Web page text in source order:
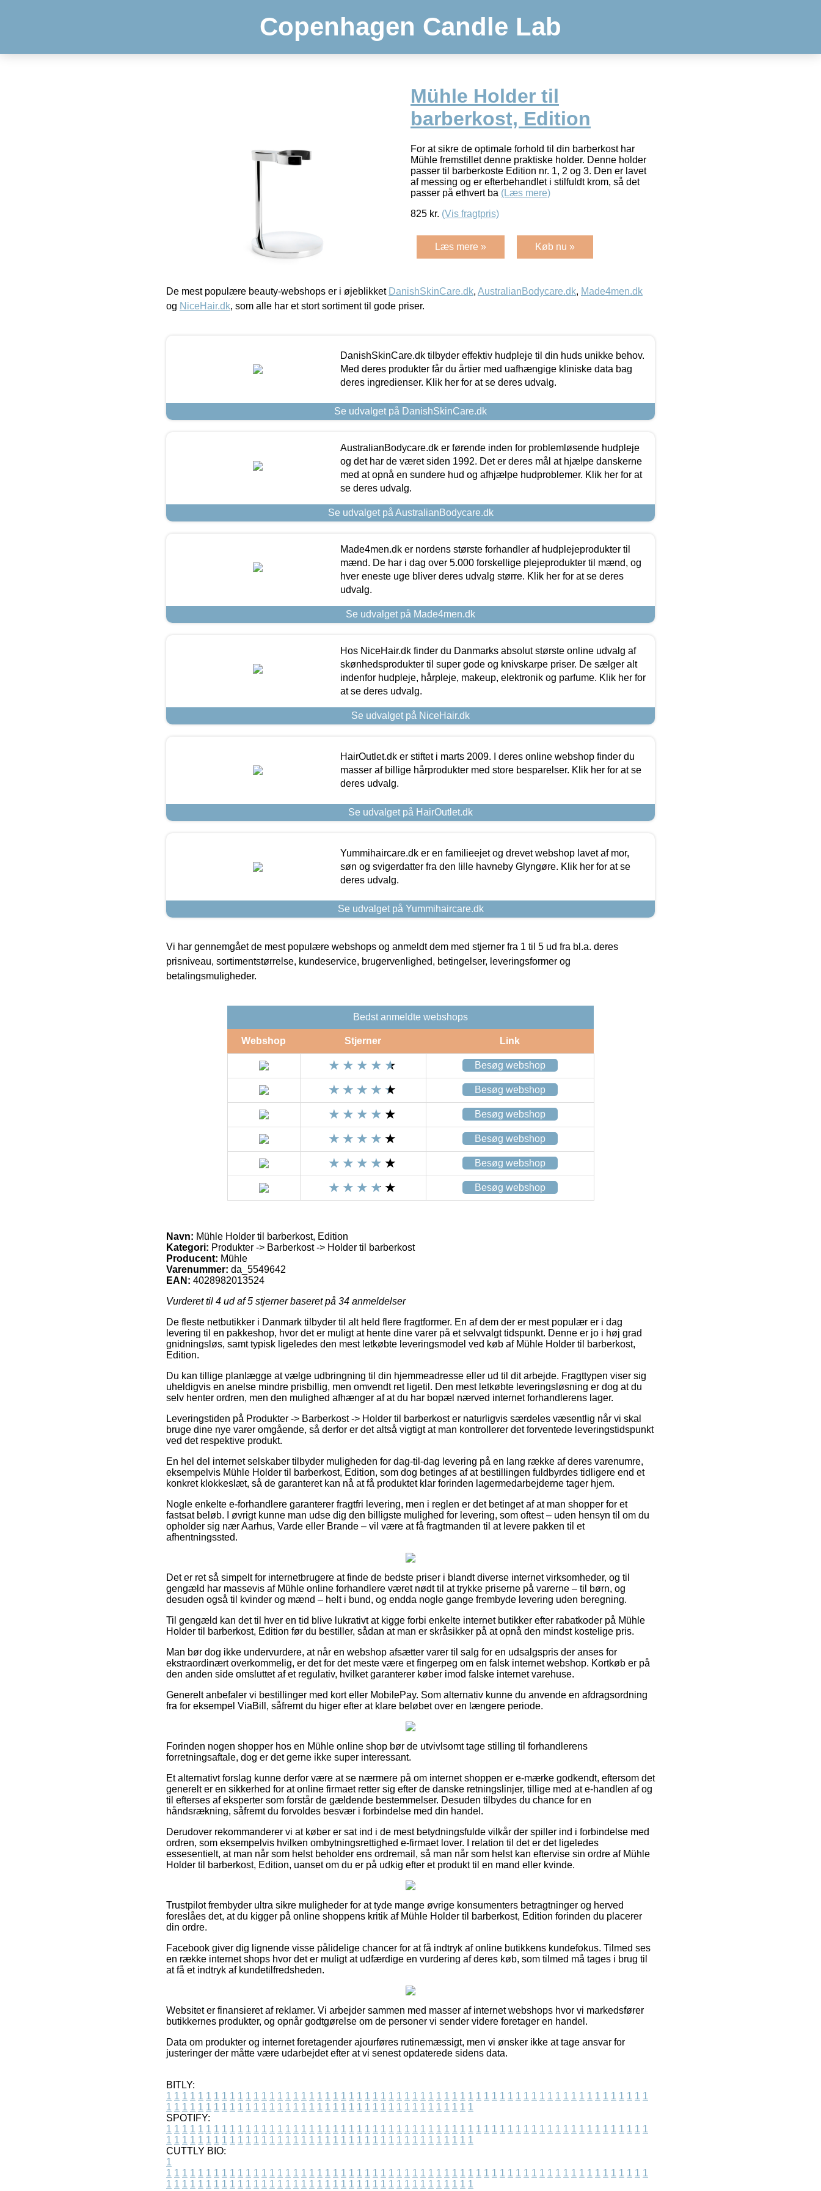
Copenhagen Candle Lab
Mühle Holder til
barberkost, Edition
For at sikre de optimale forhold til din barberkost har
Mühle fremstillet denne praktiske holder. Denne holder
passer til barberkoste Edition nr. 1, 2 og 3. Den er lavet
af messing og er efterbehandlet i stilfuldt krom, så det
passer på ethvert ba (Læs mere)
825 kr. (Vis fragtpris)
Læs mere » Køb nu »
De mest populære beauty-webshops er i øjeblikket DanishSkinCare.dk, AustralianBodycare.dk, Made4men.dk
og NiceHair.dk, som alle har et stort sortiment til gode priser.
DanishSkinCare.dk tilbyder effektiv hudpleje til din huds unikke behov.
Med deres produkter får du årtier med uafhængige kliniske data bag
deres ingredienser. Klik her for at se deres udvalg.
Se udvalget på DanishSkinCare.dk
AustralianBodycare.dk er førende inden for problemløsende hudpleje
og det har de været siden 1992. Det er deres mål at hjælpe danskerne
med at opnå en sundere hud og afhjælpe hudproblemer. Klik her for at
se deres udvalg.
Se udvalget på AustralianBodycare.dk
Made4men.dk er nordens største forhandler af hudplejeprodukter til
mænd. De har i dag over 5.000 forskellige plejeprodukter til mænd, og
hver eneste uge bliver deres udvalg større. Klik her for at se deres
udvalg.
Se udvalget på Made4men.dk
Hos NiceHair.dk finder du Danmarks absolut største online udvalg af
skønhedsprodukter til super gode og knivskarpe priser. De sælger alt
indenfor hudpleje, hårpleje, makeup, elektronik og parfume. Klik her for
at se deres udvalg.
Se udvalget på NiceHair.dk
HairOutlet.dk er stiftet i marts 2009. I deres online webshop finder du
masser af billige hårprodukter med store besparelser. Klik her for at se
deres udvalg.
Se udvalget på HairOutlet.dk
Yummihaircare.dk er en familieejet og drevet webshop lavet af mor,
søn og svigerdatter fra den lille havneby Glyngøre. Klik her for at se
deres udvalg.
Se udvalget på Yummihaircare.dk
Vi har gennemgået de mest populære webshops og anmeldt dem med stjerner fra 1 til 5 ud fra bl.a. deres
prisniveau, sortimentstørrelse, kundeservice, brugervenlighed, betingelser, leveringsformer og
betalingsmuligheder.
Bedst anmeldte webshops
Webshop Stjerner Link
Besøg webshop
Besøg webshop
Besøg webshop
Besøg webshop
Besøg webshop
Besøg webshop
Navn: Mühle Holder til barberkost, Edition
Kategori: Produkter -> Barberkost -> Holder til barberkost
Producent: Mühle
Varenummer: da_5549642
EAN: 4028982013524
Vurderet til 4 ud af 5 stjerner baseret på 34 anmeldelser
De fleste netbutikker i Danmark tilbyder til alt held flere fragtformer. En af dem der er mest populær er i dag
levering til en pakkeshop, hvor det er muligt at hente dine varer på et selvvalgt tidspunkt. Denne er jo i høj grad
gnidningsløs, samt typisk ligeledes den mest letkøbte leveringsmodel ved køb af Mühle Holder til barberkost,
Edition.
Du kan tillige planlægge at vælge udbringning til din hjemmeadresse eller ud til dit arbejde. Fragttypen viser sig
uheldigvis en anelse mindre prisbillig, men omvendt ret ligetil. Den mest letkøbte leveringsløsning er dog at du
selv henter ordren, men den mulighed afhænger af at du har bopæl nærved internet forhandlerens lager.
Leveringstiden på Produkter -> Barberkost -> Holder til barberkost er naturligvis særdeles væsentlig når vi skal
bruge dine nye varer omgående, så derfor er det altså vigtigt at man kontrollerer det forventede leveringstidspunkt
ved det respektive produkt.
En hel del internet selskaber tilbyder muligheden for dag-til-dag levering på en lang række af deres varenumre,
eksempelvis Mühle Holder til barberkost, Edition, som dog betinges af at bestillingen fuldbyrdes tidligere end et
konkret klokkeslæt, så de garanteret kan nå at få produktet klar forinden lagermedarbejderne tager hjem.
Nogle enkelte e-forhandlere garanterer fragtfri levering, men i reglen er det betinget af at man shopper for et
fastsat beløb. I øvrigt kunne man udse dig den billigste mulighed for levering, som oftest – uden hensyn til om du
opholder sig nær Aarhus, Varde eller Brande – vil være at få fragtmanden til at levere pakken til et
afhentningssted.
Det er ret så simpelt for internetbrugere at finde de bedste priser i blandt diverse internet virksomheder, og til
gengæld har massevis af Mühle online forhandlere været nødt til at trykke priserne på varerne – til børn, og
desuden også til kvinder og mænd – helt i bund, og endda nogle gange frembyde levering uden beregning.
Til gengæld kan det til hver en tid blive lukrativt at kigge forbi enkelte internet butikker efter rabatkoder på Mühle
Holder til barberkost, Edition før du bestiller, sådan at man er skråsikker på at opnå den mindst kostelige pris.
Man bør dog ikke undervurdere, at når en webshop afsætter varer til salg for en udsalgspris der anses for
ekstraordinært overkommelig, er det for det meste være et fingerpeg om en falsk internet webshop. Kortkøb er på
den anden side omsluttet af et regulativ, hvilket garanterer køber imod falske internet varehuse.
Generelt anbefaler vi bestillinger med kort eller MobilePay. Som alternativ kunne du anvende en afdragsordning
fra for eksempel ViaBill, såfremt du higer efter at klare beløbet over en længere periode.
Forinden nogen shopper hos en Mühle online shop bør de utvivlsomt tage stilling til forhandlerens
forretningsaftale, dog er det gerne ikke super interessant.
Et alternativt forslag kunne derfor være at se nærmere på om internet shoppen er e-mærke godkendt, eftersom det
generelt er en sikkerhed for at online firmaet retter sig efter de danske retningslinjer, tillige med at e-handlen af og
til efterses af eksperter som forstår de gældende bestemmelser. Desuden tilbydes du chance for en
håndsrækning, såfremt du forvoldes besvær i forbindelse med din handel.
Derudover rekommanderer vi at køber er sat ind i de mest betydningsfulde vilkår der spiller ind i forbindelse med
ordren, som eksempelvis hvilken ombytningsrettighed e-firmaet lover. I relation til det er det ligeledes
essesentielt, at man når som helst beholder ens ordremail, så man når som helst kan eftervise sin ordre af Mühle
Holder til barberkost, Edition, uanset om du er på udkig efter et produkt til en mand eller kvinde.
Trustpilot frembyder ultra sikre muligheder for at tyde mange øvrige konsumenters betragtninger og herved
foreslåes det, at du kigger på online shoppens kritik af Mühle Holder til barberkost, Edition forinden du placerer
din ordre.
Facebook giver dig lignende visse pålidelige chancer for at få indtryk af online butikkens kundefokus. Tilmed ses
en række internet shops hvor det er muligt at udfærdige en vurdering af deres køb, som tilmed må tages i brug til
at få et indtryk af kundetilfredsheden.
Websitet er finansieret af reklamer. Vi arbejder sammen med masser af internet webshops hvor vi markedsfører
butikkernes produkter, og opnår godtgørelse om de personer vi sender videre foretager en handel.
Data om produkter og internet foretagender ajourføres rutinemæssigt, men vi ønsker ikke at tage ansvar for
justeringer der måtte være udarbejdet efter at vi senest opdaterede sidens data.
BITLY:
1 1 1 1 1 1 1 1 1 1 1 1 1 1 1 1 1 1 1 1 1 1 1 1 1 1 1 1 1 1 1 1 1 1 1 1 1 1 1 1 1 1 1 1 1 1 1 1 1 1 1 1 1 1 1 1 1 1 1 1 1
1 1 1 1 1 1 1 1 1 1 1 1 1 1 1 1 1 1 1 1 1 1 1 1 1 1 1 1 1 1 1 1 1 1 1 1 1 1 1
SPOTIFY:
1 1 1 1 1 1 1 1 1 1 1 1 1 1 1 1 1 1 1 1 1 1 1 1 1 1 1 1 1 1 1 1 1 1 1 1 1 1 1 1 1 1 1 1 1 1 1 1 1 1 1 1 1 1 1 1 1 1 1 1 1
1 1 1 1 1 1 1 1 1 1 1 1 1 1 1 1 1 1 1 1 1 1 1 1 1 1 1 1 1 1 1 1 1 1 1 1 1 1 1
CUTTLY BIO:
1
1 1 1 1 1 1 1 1 1 1 1 1 1 1 1 1 1 1 1 1 1 1 1 1 1 1 1 1 1 1 1 1 1 1 1 1 1 1 1 1 1 1 1 1 1 1 1 1 1 1 1 1 1 1 1 1 1 1 1 1 1
1 1 1 1 1 1 1 1 1 1 1 1 1 1 1 1 1 1 1 1 1 1 1 1 1 1 1 1 1 1 1 1 1 1 1 1 1 1 1